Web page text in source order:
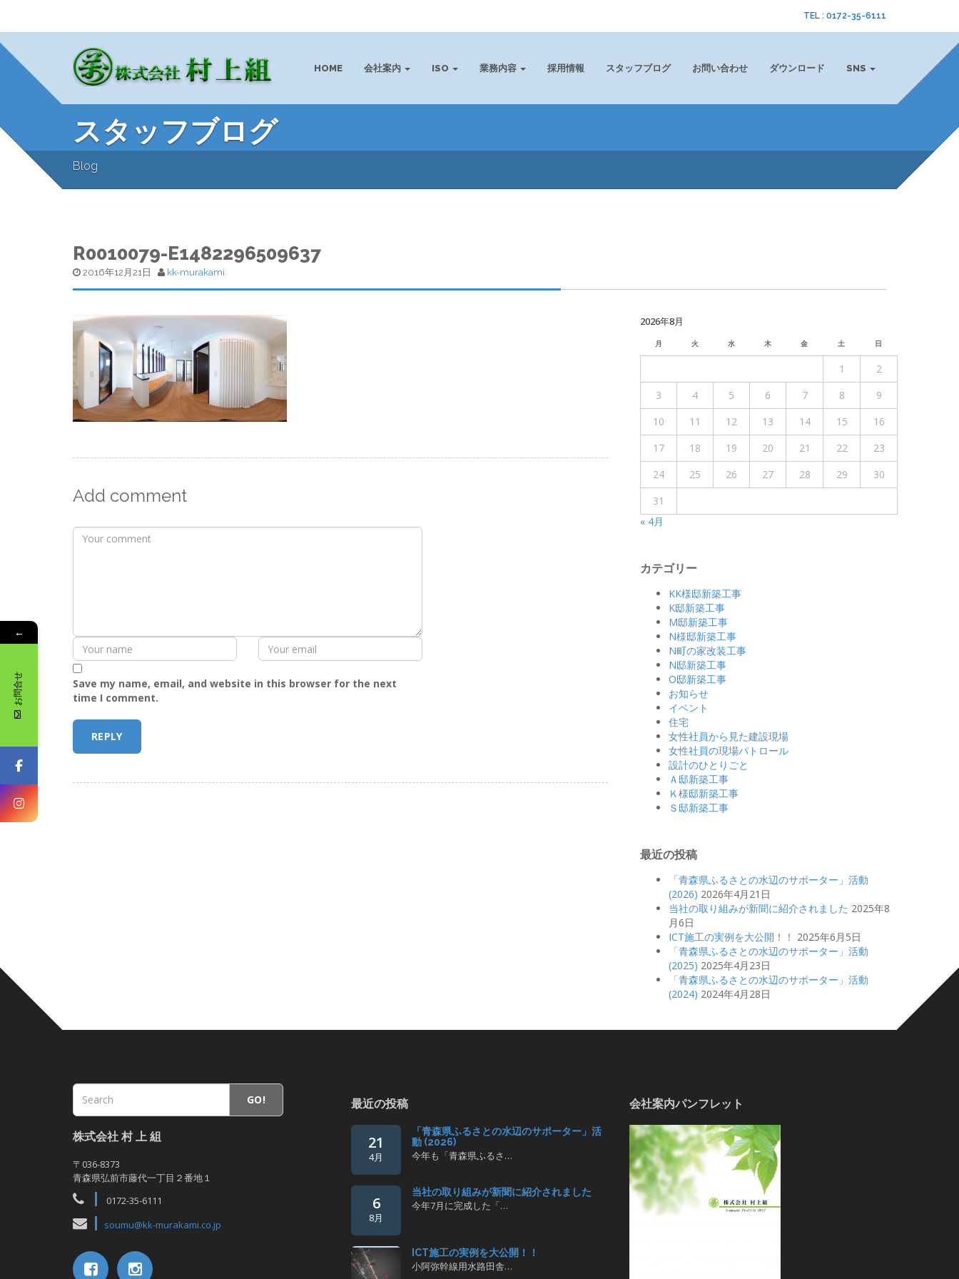
TEL : 0172-35-6111
HOME 会社案内 ISO 業務内容 採用情報 スタッフブログ お問い合わせ ダウンロード SNS
スタッフブログ
Blog
R0010079-E1482296509637
2016年12月21日 kk-murakami
Add comment
Save my name, email, and website in this browser for the next
time I comment.
2026年8月
月 火 水 木 金 土 日
1
2
3
4 5 6 7 8
9
10
11 12 13 14 15
16
17
18 19 20 21 22
23
24
25 26 27 28 29
30
31
« 4月
カテゴリー
KK様邸新築工事
K邸新築工事
M邸新築工事
N様邸新築工事
N町の家改装工事
N邸新築工事
O邸新築工事
お知らせ
イベント
住宅
女性社員から見た建設現場
女性社員の現場パトロール
設計のひとりごと
Ａ邸新築工事
Ｋ様邸新築工事
Ｓ邸新築工事
最近の投稿
「青森県ふるさとの水辺のサポーター」活動
(2026) 2026年4月21日
当社の取り組みが新聞に紹介されました 2025年8
月6日
ICT施工の実例を大公開！！ 2025年6月5日
「青森県ふるさとの水辺のサポーター」活動
(2025) 2025年4月23日
「青森県ふるさとの水辺のサポーター」活動
(2024) 2024年4月28日
GO!
株式会社 村 上 組
〒036-8373
青森県弘前市藤代一丁目２番地１
0172-35-6111
soumu@kk-murakami.co.jp
最近の投稿
21
4月
「青森県ふるさとの水辺のサポーター」活
動 (2026)
今年も「青森県ふるさ…
6
8月
当社の取り組みが新聞に紹介されました
今年7月に完成した「…
ICT施工の実例を大公開！！
小阿弥幹線用水路田舎…
会社案内パンフレット
←
お問合せ